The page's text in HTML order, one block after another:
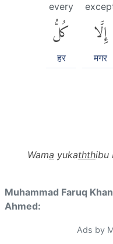
إِلَّا
मगर
every
كُلُّ
हर
Wama yukaththibu
Muhammad Faruq
Ahmed:
Ads by